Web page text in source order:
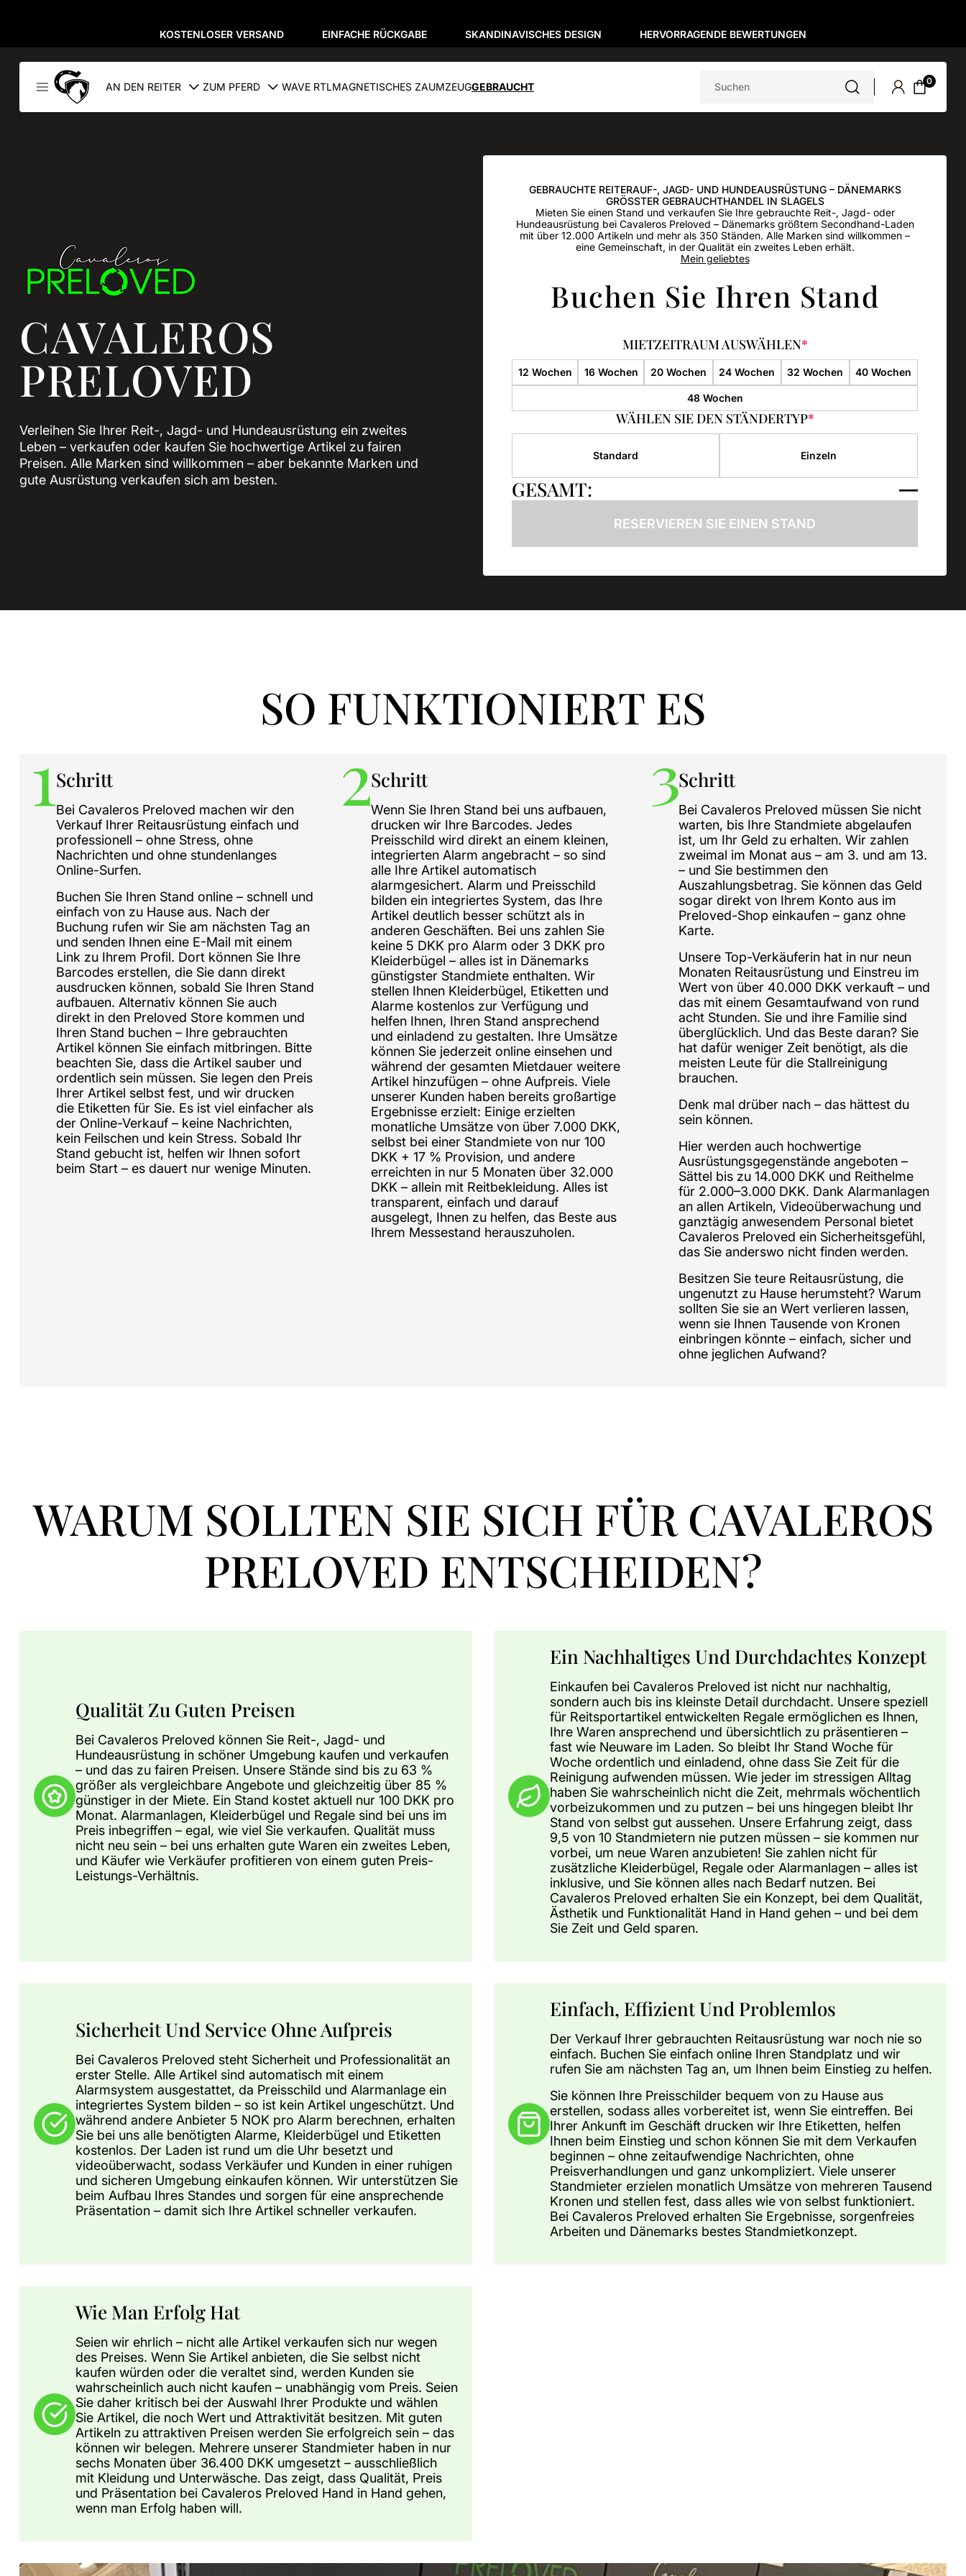
KOSTENLOSER VERSAND EINFACHE RÜCKGABE SKANDINAVISCHES DESIGN HERVORRAGENDE BEWERTUNGEN
Dänemark
AN DEN REITER ZUM PFERD WAVE RTLMAGNETISCHES ZAUMZEUGGEBRAUCHT
nach:
0
CAVALEROS
PRELOVED
Verleihen Sie Ihrer Reit-, Jagd- und Hundeausrüstung ein zweites
Leben – verkaufen oder kaufen Sie hochwertige Artikel zu fairen
Preisen. Alle Marken sind willkommen – aber bekannte Marken und
gute Ausrüstung verkaufen sich am besten.
GEBRAUCHTE REITERAUF-, JAGD- UND HUNDEAUSRÜSTUNG – DÄNEMARKS
GRÖSSTER GEBRAUCHTHANDEL IN SLAGELS
Mieten Sie einen Stand und verkaufen Sie Ihre gebrauchte Reit-, Jagd- oder
Hundeausrüstung bei Cavaleros Preloved – Dänemarks größtem Secondhand-Laden
mit über 12.000 Artikeln und mehr als 350 Ständen. Alle Marken sind willkommen –
eine Gemeinschaft, in der Qualität ein zweites Leben erhält.
Mein geliebtes
Buchen Sie Ihren Stand
MIETZEITRAUM AUSWÄHLEN*
12 Wochen 16 Wochen 20 Wochen 24 Wochen 32 Wochen 40 Wochen
48 Wochen
WÄHLEN SIE DEN STÄNDERTYP*
Standard Einzeln
GESAMT: —
RESERVIEREN SIE EINEN STAND
SO FUNKTIONIERT ES
Schritt
Bei Cavaleros Preloved machen wir den
Verkauf Ihrer Reitausrüstung einfach und
professionell – ohne Stress, ohne
Nachrichten und ohne stundenlanges
Online-Surfen.
Buchen Sie Ihren Stand online – schnell und
einfach von zu Hause aus. Nach der
Buchung rufen wir Sie am nächsten Tag an
und senden Ihnen eine E-Mail mit einem
Link zu Ihrem Profil. Dort können Sie Ihre
Barcodes erstellen, die Sie dann direkt
ausdrucken können, sobald Sie Ihren Stand
aufbauen. Alternativ können Sie auch
direkt in den Preloved Store kommen und
Ihren Stand buchen – Ihre gebrauchten
Artikel können Sie einfach mitbringen. Bitte
beachten Sie, dass die Artikel sauber und
ordentlich sein müssen. Sie legen den Preis
Ihrer Artikel selbst fest, und wir drucken
die Etiketten für Sie. Es ist viel einfacher als
der Online-Verkauf – keine Nachrichten,
kein Feilschen und kein Stress. Sobald Ihr
Stand gebucht ist, helfen wir Ihnen sofort
beim Start – es dauert nur wenige Minuten.
Schritt
Wenn Sie Ihren Stand bei uns aufbauen,
drucken wir Ihre Barcodes. Jedes
Preisschild wird direkt an einem kleinen,
integrierten Alarm angebracht – so sind
alle Ihre Artikel automatisch
alarmgesichert. Alarm und Preisschild
bilden ein integriertes System, das Ihre
Artikel deutlich besser schützt als in
anderen Geschäften. Bei uns zahlen Sie
keine 5 DKK pro Alarm oder 3 DKK pro
Kleiderbügel – alles ist in Dänemarks
günstigster Standmiete enthalten. Wir
stellen Ihnen Kleiderbügel, Etiketten und
Alarme kostenlos zur Verfügung und
helfen Ihnen, Ihren Stand ansprechend
und einladend zu gestalten. Ihre Umsätze
können Sie jederzeit online einsehen und
während der gesamten Mietdauer weitere
Artikel hinzufügen – ohne Aufpreis. Viele
unserer Kunden haben bereits großartige
Ergebnisse erzielt: Einige erzielten
monatliche Umsätze von über 7.000 DKK,
selbst bei einer Standmiete von nur 100
DKK + 17 % Provision, und andere
erreichten in nur 5 Monaten über 32.000
DKK – allein mit Reitbekleidung. Alles ist
transparent, einfach und darauf
ausgelegt, Ihnen zu helfen, das Beste aus
Ihrem Messestand herauszuholen.
Schritt
Bei Cavaleros Preloved müssen Sie nicht
warten, bis Ihre Standmiete abgelaufen
ist, um Ihr Geld zu erhalten. Wir zahlen
zweimal im Monat aus – am 3. und am 13.
– und Sie bestimmen den
Auszahlungsbetrag. Sie können das Geld
sogar direkt von Ihrem Konto aus im
Preloved-Shop einkaufen – ganz ohne
Karte.
Unsere Top-Verkäuferin hat in nur neun
Monaten Reitausrüstung und Einstreu im
Wert von über 40.000 DKK verkauft – und
das mit einem Gesamtaufwand von rund
acht Stunden. Sie und ihre Familie sind
überglücklich. Und das Beste daran? Sie
hat dafür weniger Zeit benötigt, als die
meisten Leute für die Stallreinigung
brauchen.
Denk mal drüber nach – das hättest du
sein können.
Hier werden auch hochwertige
Ausrüstungsgegenstände angeboten –
Sättel bis zu 14.000 DKK und Reithelme
für 2.000–3.000 DKK. Dank Alarmanlagen
an allen Artikeln, Videoüberwachung und
ganztägig anwesendem Personal bietet
Cavaleros Preloved ein Sicherheitsgefühl,
das Sie anderswo nicht finden werden.
Besitzen Sie teure Reitausrüstung, die
ungenutzt zu Hause herumsteht? Warum
sollten Sie sie an Wert verlieren lassen,
wenn sie Ihnen Tausende von Kronen
einbringen könnte – einfach, sicher und
ohne jeglichen Aufwand?
WARUM SOLLTEN SIE SICH FÜR CAVALEROS
PRELOVED ENTSCHEIDEN?
Qualität Zu Guten Preisen
Bei Cavaleros Preloved können Sie Reit-, Jagd- und
Hundeausrüstung in schöner Umgebung kaufen und verkaufen
– und das zu fairen Preisen. Unsere Stände sind bis zu 63 %
größer als vergleichbare Angebote und gleichzeitig über 85 %
günstiger in der Miete. Ein Stand kostet aktuell nur 100 DKK pro
Monat. Alarmanlagen, Kleiderbügel und Regale sind bei uns im
Preis inbegriffen – egal, wie viel Sie verkaufen. Qualität muss
nicht neu sein – bei uns erhalten gute Waren ein zweites Leben,
und Käufer wie Verkäufer profitieren von einem guten Preis-
Leistungs-Verhältnis.
Ein Nachhaltiges Und Durchdachtes Konzept
Einkaufen bei Cavaleros Preloved ist nicht nur nachhaltig,
sondern auch bis ins kleinste Detail durchdacht. Unsere speziell
für Reitsportartikel entwickelten Regale ermöglichen es Ihnen,
Ihre Waren ansprechend und übersichtlich zu präsentieren –
fast wie Neuware im Laden. So bleibt Ihr Stand Woche für
Woche ordentlich und einladend, ohne dass Sie Zeit für die
Reinigung aufwenden müssen. Wie jeder im stressigen Alltag
haben Sie wahrscheinlich nicht die Zeit, mehrmals wöchentlich
vorbeizukommen und zu putzen – bei uns hingegen bleibt Ihr
Stand von selbst gut aussehen. Unsere Erfahrung zeigt, dass
9,5 von 10 Standmietern nie putzen müssen – sie kommen nur
vorbei, um neue Waren anzubieten! Sie zahlen nicht für
zusätzliche Kleiderbügel, Regale oder Alarmanlagen – alles ist
inklusive, und Sie können alles nach Bedarf nutzen. Bei
Cavaleros Preloved erhalten Sie ein Konzept, bei dem Qualität,
Ästhetik und Funktionalität Hand in Hand gehen – und bei dem
Sie Zeit und Geld sparen.
Sicherheit Und Service Ohne Aufpreis
Bei Cavaleros Preloved steht Sicherheit und Professionalität an
erster Stelle. Alle Artikel sind automatisch mit einem
Alarmsystem ausgestattet, da Preisschild und Alarmanlage ein
integriertes System bilden – so ist kein Artikel ungeschützt. Und
während andere Anbieter 5 NOK pro Alarm berechnen, erhalten
Sie bei uns alle benötigten Alarme, Kleiderbügel und Etiketten
kostenlos. Der Laden ist rund um die Uhr besetzt und
videoüberwacht, sodass Verkäufer und Kunden in einer ruhigen
und sicheren Umgebung einkaufen können. Wir unterstützen Sie
beim Aufbau Ihres Standes und sorgen für eine ansprechende
Präsentation – damit sich Ihre Artikel schneller verkaufen.
Einfach, Effizient Und Problemlos
Der Verkauf Ihrer gebrauchten Reitausrüstung war noch nie so
einfach. Buchen Sie einfach online Ihren Standplatz und wir
rufen Sie am nächsten Tag an, um Ihnen beim Einstieg zu helfen.
Sie können Ihre Preisschilder bequem von zu Hause aus
erstellen, sodass alles vorbereitet ist, wenn Sie eintreffen. Bei
Ihrer Ankunft im Geschäft drucken wir Ihre Etiketten, helfen
Ihnen beim Einstieg und schon können Sie mit dem Verkaufen
beginnen – ohne zeitaufwendige Nachrichten, ohne
Preisverhandlungen und ganz unkompliziert. Viele unserer
Standmieter erzielen monatlich Umsätze von mehreren Tausend
Kronen und stellen fest, dass alles wie von selbst funktioniert.
Bei Cavaleros Preloved erhalten Sie Ergebnisse, sorgenfreies
Arbeiten und Dänemarks bestes Standmietkonzept.
Wie Man Erfolg Hat
Seien wir ehrlich – nicht alle Artikel verkaufen sich nur wegen
des Preises. Wenn Sie Artikel anbieten, die Sie selbst nicht
kaufen würden oder die veraltet sind, werden Kunden sie
wahrscheinlich auch nicht kaufen – unabhängig vom Preis. Seien
Sie daher kritisch bei der Auswahl Ihrer Produkte und wählen
Sie Artikel, die noch Wert und Attraktivität besitzen. Mit guten
Artikeln zu attraktiven Preisen werden Sie erfolgreich sein – das
können wir belegen. Mehrere unserer Standmieter haben in nur
sechs Monaten über 36.400 DKK umgesetzt – ausschließlich
mit Kleidung und Unterwäsche. Das zeigt, dass Qualität, Preis
und Präsentation bei Cavaleros Preloved Hand in Hand gehen,
wenn man Erfolg haben will.